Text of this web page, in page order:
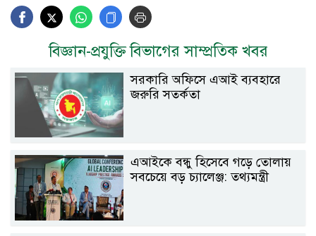
বিজ্ঞান-প্রযুক্তি বিভাগের সাম্প্রতিক খবর
সরকারি অফিসে এআই ব্যবহারে
জরুরি সতর্কতা
এআইকে বন্ধু হিসেবে গড়ে তোলায়
সবচেয়ে বড় চ্যালেঞ্জ: তথ্যমন্ত্রী